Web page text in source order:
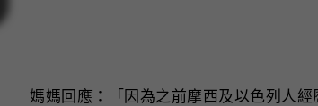
媽媽回應：「因為之前摩西及以色列人經